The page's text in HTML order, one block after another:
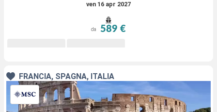
ven 16 apr 2027
da 589 €
FRANCIA, SPAGNA, ITALIA